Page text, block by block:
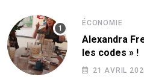
ÉCONOMIE
Alexandra
les codes » !
21 AVRIL